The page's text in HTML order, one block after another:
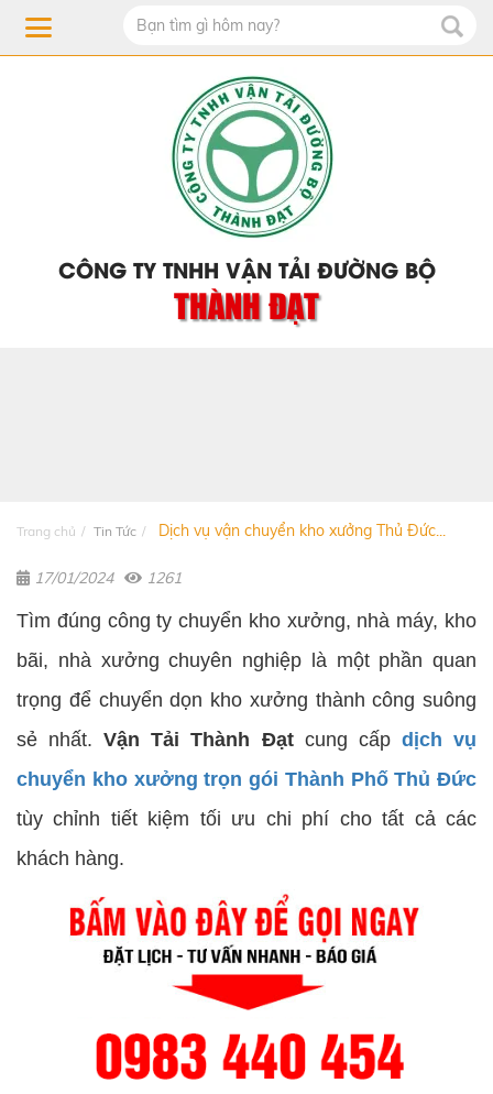
CÔNG TY TNHH VẬN TẢI ĐƯỜNG BỘ
THÀNH ĐẠT
Trang chủ Tin Tức Dịch vụ vận chuyển kho xưởng Thủ Đức...
17/01/2024 1261
Tìm đúng công ty chuyển kho xưởng, nhà máy, kho
bãi, nhà xưởng chuyên nghiệp là một phần quan
trọng để chuyển dọn kho xưởng thành công suông
sẻ nhất.Vận Tải Thành Đạtcung cấp dịch vụ
chuyển kho xưởng trọn gói Thành Phố Thủ Đức
tùy chỉnh tiết kiệm tối ưu chi phí cho tất cả các
khách hàng.